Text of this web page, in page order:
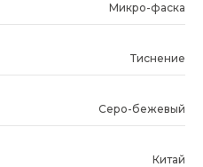
Микро-фаска
Тиснение
Серо-бежевый
Китай